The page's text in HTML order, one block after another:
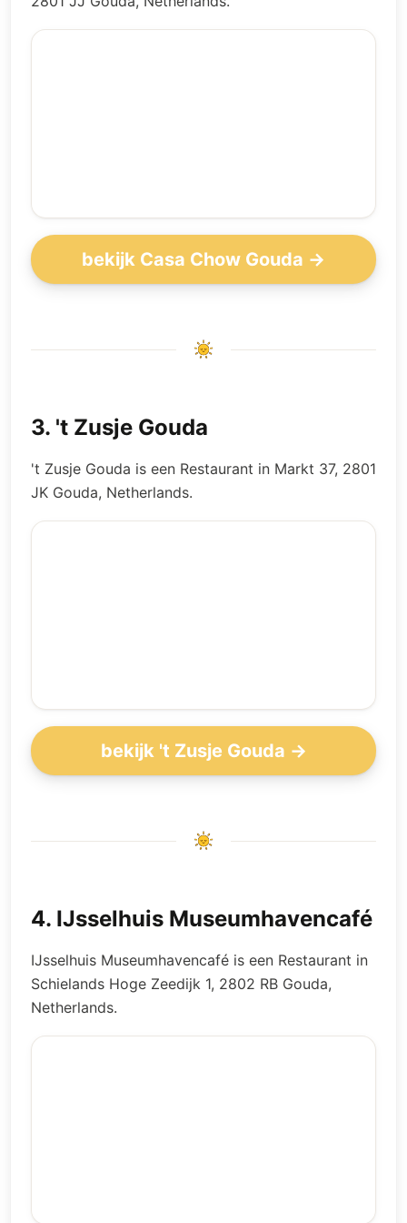
bekijk Casa Chow Gouda →
3. 't Zusje Gouda
't Zusje Gouda is een Restaurant in Markt 37, 2801
JK Gouda, Netherlands.
bekijk 't Zusje Gouda →
4. IJsselhuis Museumhavencafé
IJsselhuis Museumhavencafé is een Restaurant in
Schielands Hoge Zeedijk 1, 2802 RB Gouda,
Netherlands.